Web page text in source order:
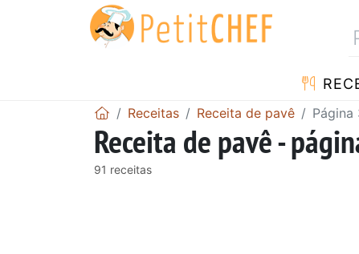
Receitas Receita de pavê Página
Receita de pavê -
91 receitas